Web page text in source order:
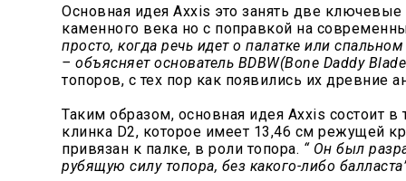
Основная идея Axxis это занять две
каменного века но с поправкой на
просто, когда речь идет о палатке или
– объясняет основатель BDBW(Bone Daddy
топоров, с тех пор как появились их древние
Таким образом, основная идея Axxis состоит
клинка D2, которое имеет 13,46 см режущей
привязан к палке, в роли топора. “ Он был
рубящую силу топора, без какого-либо